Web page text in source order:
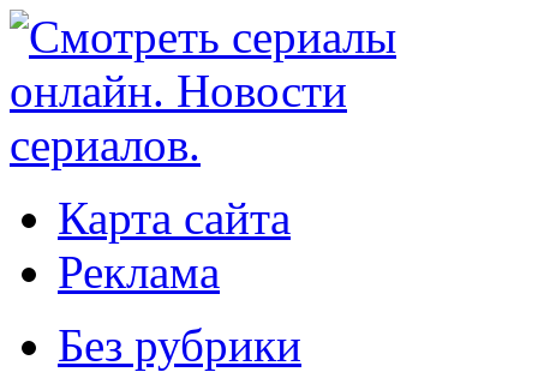
Карта сайта
Реклама
Без рубрики